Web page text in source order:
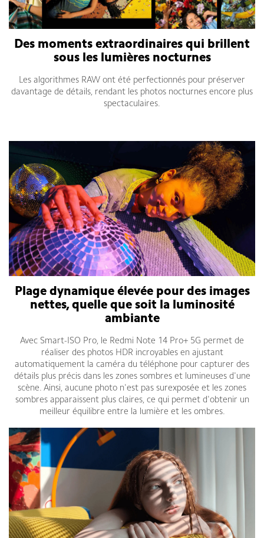
Des moments extraordinaires qui brillent
sous les lumières nocturnes
Les algorithmes RAW ont été perfectionnés pour préserver
davantage de détails, rendant les photos nocturnes encore plus
spectaculaires.
Plage dynamique élevée pour des images
nettes, quelle que soit la luminosité
ambiante
Avec Smart-ISO Pro, le Redmi Note 14 Pro+ 5G permet de
réaliser des photos HDR incroyables en ajustant
automatiquement la caméra du téléphone pour capturer des
détails plus précis dans les zones sombres et lumineuses d'une
scène. Ainsi, aucune photo n'est pas surexposée et les zones
sombres apparaissent plus claires, ce qui permet d'obtenir un
meilleur équilibre entre la lumière et les ombres.